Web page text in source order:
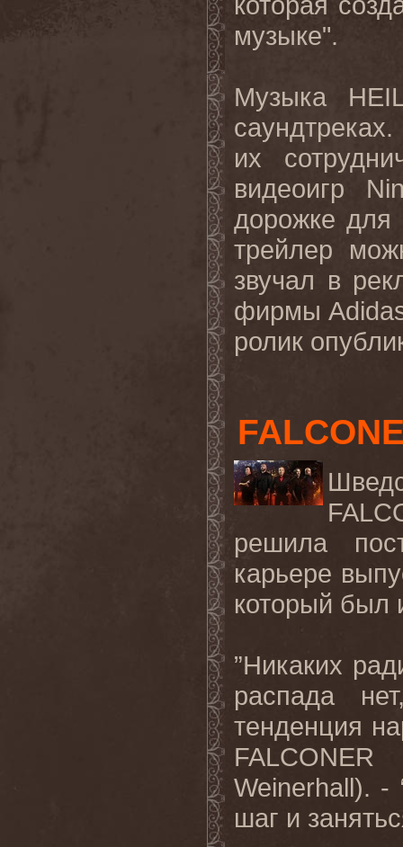
музыке".
Музыка
их
видеоигр
дорожке для
трейлер
звучал в
фирмы
ролик
решила
карьере
который был
”Никаких
распада
тенденция
Weinerhall). -
шаг и